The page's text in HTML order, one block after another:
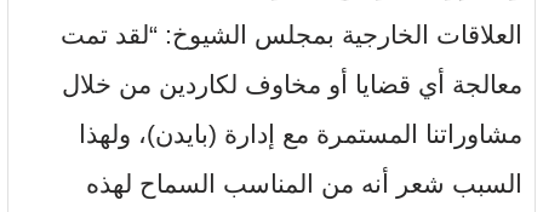
العلاقات الخارجية بمجلس الشيوخ: “لقد تمت
معالجة أي قضايا أو مخاوف لكاردين من خلال
مشاوراتنا المستمرة مع إدارة (بايدن)، ولهذا
السبب شعر أنه من المناسب السماح لهذه